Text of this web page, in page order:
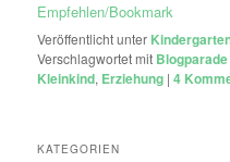
Empfehlen/Bookmark
Veröffentlicht unter
Verschlagwortet mit
Kleinkind, Erziehung |4
KATEGORIEN